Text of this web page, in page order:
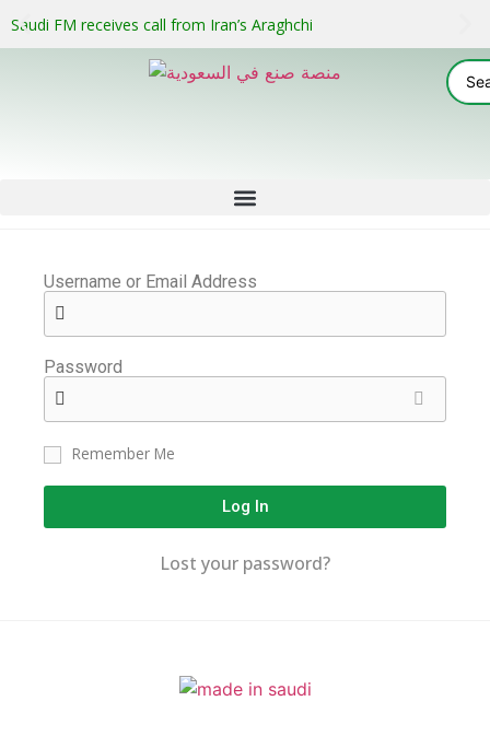
Saudi FM receives call from Iran’s Araghchi
Username or Email Address
Password
Remember Me
Log In
Lost your password?